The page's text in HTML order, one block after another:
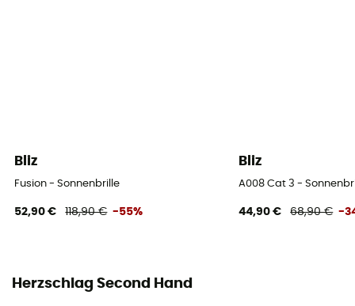
Bliz
Fusion - Sonnenbrille
52,90 € 118,90 € -55%
Bliz
A008 Cat 3 -
44,90 € 68,90 € -
Herzschlag Second Hand